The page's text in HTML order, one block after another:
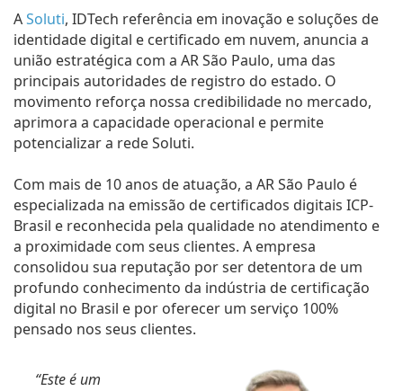
ASoluti, IDTech referência em inovação e soluções de
identidade digital e certificado em nuvem, anuncia a
união estratégica com a AR São Paulo, uma das
principais autoridades de registro do estado. O
movimento reforça nossa credibilidade no mercado,
aprimora a capacidade operacional e permite
potencializar a rede Soluti.
Com mais de 10 anos de atuação, a AR São Paulo é
especializada na emissão de certificados digitais ICP-
Brasil e reconhecida pela qualidade no atendimento e
a proximidade com seus clientes. A empresa
consolidou sua reputação por ser detentora de um
profundo conhecimento da indústria de certificação
digital no Brasil e por oferecer um serviço 100%
pensado nos seus clientes.
“Este é um